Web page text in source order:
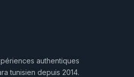
authentiques
tunisien depuis 2014.